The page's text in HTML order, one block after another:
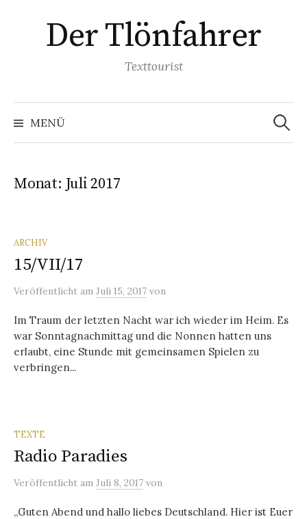
Der Tlönfahrer
Texttourist
MENÜ
Suchen
nach:
Monat: Juli 2017
ARCHIV
15/VII/17
Veröffentlicht am Juli 15, 2017 von
Im Traum der letzten Nacht war ich wieder im Heim. Es
war Sonntagnachmittag und die Nonnen hatten uns
erlaubt, eine Stunde mit gemeinsamen Spielen zu
verbringen...
TEXTE
Radio Paradies
Veröffentlicht am Juli 8, 2017 von
„Guten Abend und hallo liebes Deutschland. Hier ist Euer